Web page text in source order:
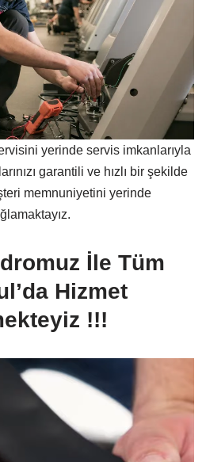
yerinde servis imkanlarıyla
garantili ve hızlı bir şekilde
memnuniyetini yerinde
İle Tüm
Hizmet
!!!